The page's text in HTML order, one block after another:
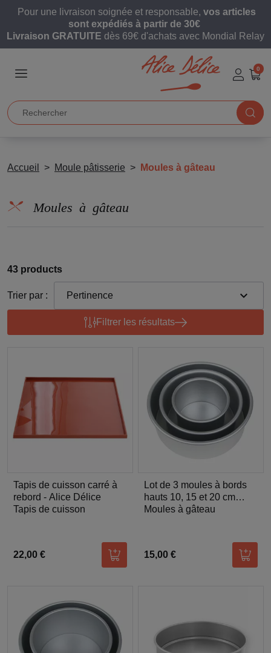
Pour une livraison soignée et responsable, vos articles
sont expédiés à partir de 30€
Livraison GRATUITE dès 69€ d'achats avec Mondial Relay
0
Accueil Moule pâtisserie Moules à gâteau
Moules à gâteau
43 products
Trier par : Pertinence expand_more
Filtrer les résultats
Tapis de cuisson carré à
rebord - Alice Délice
Tapis de cuisson
22,00 € Ajouter au panier
Lot de 3 moules à bords
hauts 10, 15 et 20 cm
hauteur 7 cm
Moules à gâteau
15,00 €